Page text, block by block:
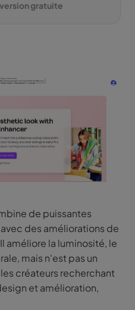
gratuite
de puissantes
des améliorations de
améliore la luminosité, le
mais n'est pas un
créateurs recherchant
et amélioration,